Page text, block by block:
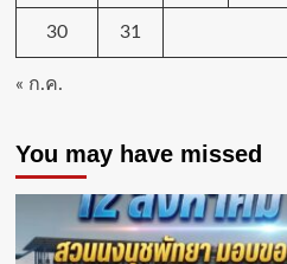
30 31
« ก.ค.
You may have missed